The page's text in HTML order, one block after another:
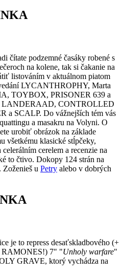
čítate podzemné časáky robené s
na kolene, tak si čakanie na
listováním v aktuálnom piatom
LYCANTHROPHY, Marta
TOYBOX, PRISONER 639 a
LANDERAAD, CONTROLLED
a SCALP. Do vážnejších tém vás
a masakru na Volyni. O
urobiť obrázok na základe
všetkému klasické stĺpčeky,
cerelem a recenzie na
to čtivo. Dokopy 124 strán na
Zoženieš u Petry alebo v dobrých
je to repress desaťskladbového (+
RAMONES!) 7" "Unholy warfare"
GRAVE, ktorý vychádza na